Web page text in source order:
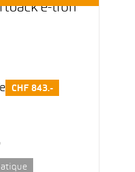
e-tron
CHF 843.-